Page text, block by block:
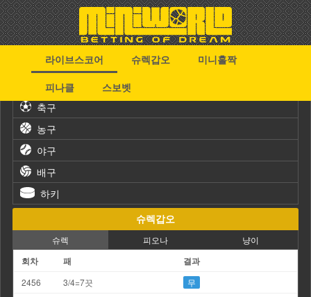
라이브스코어 슈렉갑오
미니홀짝
피나클
스보벳
축구
농구
야구
배구
하키
슈렉갑오
슈렉 피오나 냥이
회차 패 결과
2456 3/4=7끗
무